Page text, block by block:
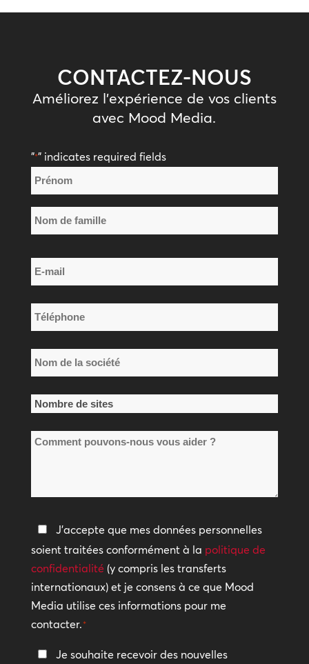
CONTACTEZ-NOUS
Améliorez l'expérience de vos clients
avec Mood Media.
"*" indicates required fields
Nom
*
de
E-
mail
*
Téléphone
*
Nom
de
la
société
*
Nombre
sites
Comment
vous
Politique
de
confidentialité
*
J'accepte que mes données personnelles
soient traitées conformément à la politique de
confidentialité (y compris les transferts
internationaux) et je consens à ce que Mood
Media utilise ces informations pour me
contacter.*
RestezJe souhaite recevoir des nouvelles